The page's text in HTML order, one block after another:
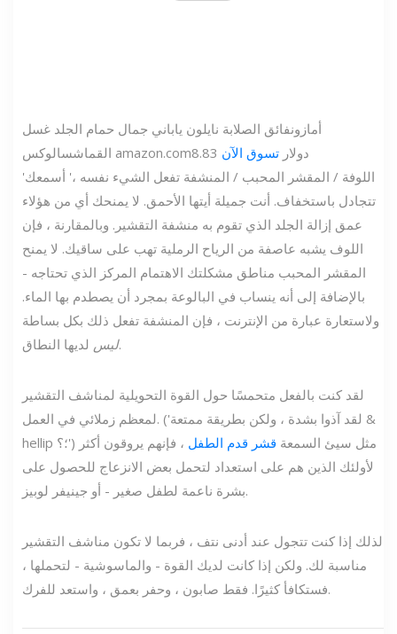
أمازونفائق الصلابة نايلون ياباني جمال حمام الجلد غسل
القماشسالوكس amazon.com 8.83 دولار تسوق الآن
'اللوفة / المقشر المحبب / المنشفة تفعل الشيء نفسه ،' أسمعك
تتجادل باستخفاف. أنت جميلة أيتها الأحمق. لا يمنحك أي من هؤلاء
عمق إزالة الجلد الذي تقوم به منشفة التقشير. وبالمقارنة ، فإن
اللوف يشبه عاصفة من الرياح الرملية تهب على ساقيك. لا يمنح
المقشر المحبب مناطق مشكلتك الاهتمام المركز الذي تحتاجه -
بالإضافة إلى أنه ينساب في البالوعة بمجرد أن يصطدم بها الماء.
ولاستعارة عبارة من الإنترنت ، فإن المنشفة تفعل ذلك بكل بساطة
ليسلديها النطاق.
لقد كنت بالفعل متحمسًا حول القوة التحويلية لمناشف التقشير
لمعظم زملائي في العمل. ('لقد آذوا بشدة ، ولكن بطريقة ممتعة &
hellip ؛؟') مثل سيئ السمعة قشر قدم الطفل ، فإنهم يروقون أكثر
لأولئك الذين هم على استعداد لتحمل بعض الانزعاج للحصول على
بشرة ناعمة لطفل صغير - أو جينيفر لوبيز.
لذلك إذا كنت تتجول عند أدنى نتف ، فربما لا تكون مناشف التقشير
مناسبة لك. ولكن إذا كانت لديك القوة - والماسوشية - لتحملها ،
فستكافأ كثيرًا. فقط صابون ، وحفر بعمق ، واستعد للفرك.